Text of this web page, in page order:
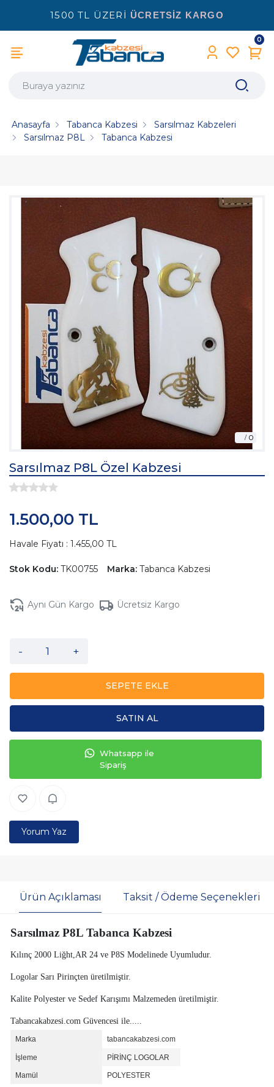
1500 TL ÜZERİ ÜCRETSİZ KARGO
0
Anasayfa Tabanca Kabzesi
Sarsılmaz Kabzeleri
Sarsılmaz P8L
Tabanca Kabzesi
Sarsılmaz P8L Özel Kabzesi
1.500,00 TL
Havale Fiyatı : 1.455,00 TL
Stok Kodu: TK00755 Marka: Tabanca Kabzesi
Aynı Gün Kargo Ücretsiz Kargo
- +
SEPETE EKLE
SATIN AL
Whatsapp ile
Sipariş
Yorum Yaz
Ürün Açıklaması Taksit / Ödeme Seçenekleri
Sarsılmaz P8L Tabanca Kabzesi
Kılınç 2000 Liğht,AR 24 ve P8S Modelinede Uyumludur.
Logolar Sarı Pirinçten üretilmiştir.
Kalite Polyester ve Sedef Karışımı Malzemeden üretilmiştir.
Tabancakabzesi.com Güvencesi ile.....
Marka tabancakabzesi.com
İşleme PİRİNÇ LOGOLAR
Mamül POLYESTER